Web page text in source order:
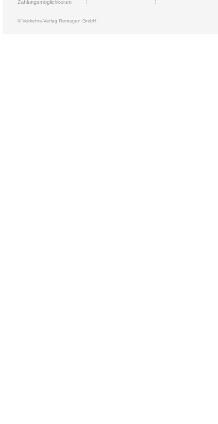
Zahlungsmöglichkeiten
© Verkehrs-Verlag Remagen GmbH